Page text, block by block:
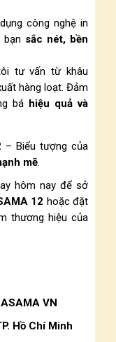
công nghệ in
sắc nét, bền
tư vấn từ khâu
hàng loạt. Đảm
bá hiệu quả và
– Biểu tượng của
mẽ.
hôm nay để sở
12 hoặc đặt
thương hiệu của
VN
Hồ Chí Minh